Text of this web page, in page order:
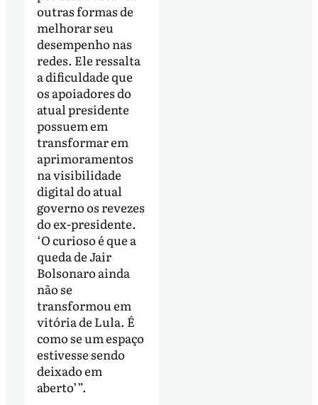
outras formas de
melhorar seu
desempenho nas
redes. Ele ressalta
a dificuldade que
os apoiadores do
atual presidente
possuem em
transformar em
aprimoramentos
na visibilidade
digital do atual
governo os revezes
do ex-presidente.
‘O curioso é que a
queda de Jair
Bolsonaro ainda
não se
transformou em
vitória de Lula. É
como se um espaço
estivesse sendo
deixado em
aberto’”.